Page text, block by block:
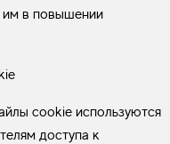
им в повышении
cookie используются
доступа к